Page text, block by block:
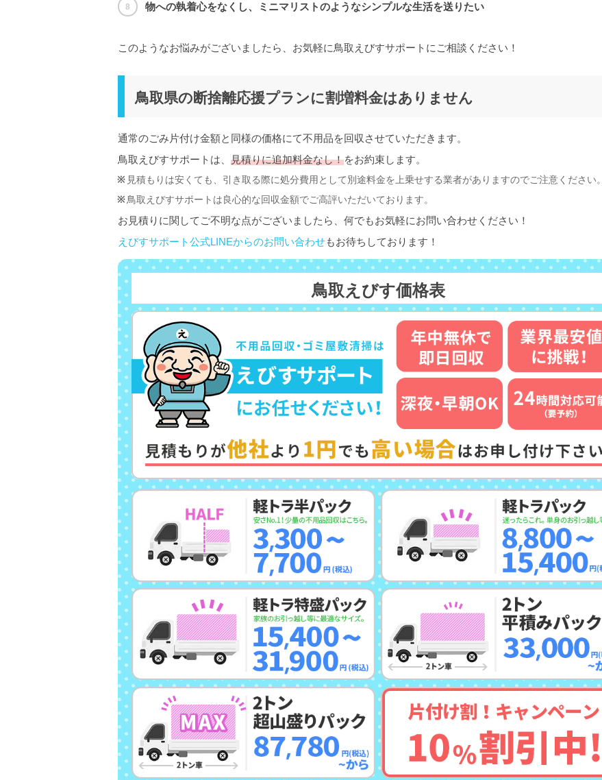
物への執着心をなくし、ミニマリストのようなシンプルな生活を送りたい
このようなお悩みがございましたら、お気軽に鳥取えびすサポートにご相談ください！
鳥取県の断捨離応援プランに割増料金はありません
通常のごみ片付け金額と同様の価格にて不用品を回収させていただきます。
鳥取えびすサポートは、 見積りに追加料金なし！をお約束します。
見積もりは安くても、引き取る際に処分費用として別途料金を上乗せする業者がありますのでご注意ください。
鳥取えびすサポートは良心的な回収金額でご高評いただいております。
お見積りに関してご不明な点がございましたら、何でもお気軽にお問い合わせください！
えびすサポート公式LINEからのお問い合わせもお待ちしております！
鳥取えびす価格表